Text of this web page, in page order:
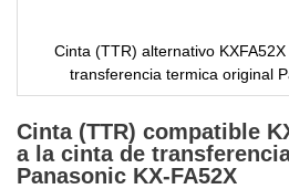
Cinta (TTR) alternativo
transferencia termica original
al
comienzo
de
Cinta (TTR) compatible
a la cinta de
Panasonic KX-FA52X